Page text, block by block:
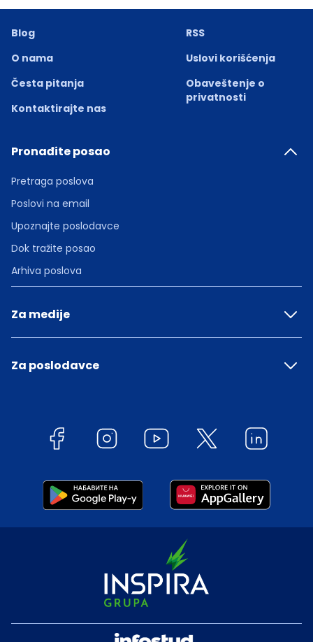
Blog
O nama
Česta pitanja
Kontaktirajte nas
RSS
Uslovi korišćenja
Obaveštenje o
privatnosti
Pronađite posao
Pretraga poslova
Poslovi na email
Upoznajte poslodavce
Dok tražite posao
Arhiva poslova
Za medije
Za poslodavce